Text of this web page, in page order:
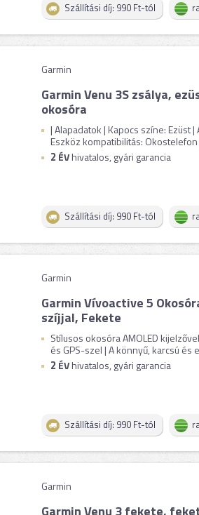
Szállítási díj: 990 Ft-tól
Garmin
Garmin Venu 3S zsálya,
okosóra
| Alapadatok | Kapocs színe: Ezüst
Eszköz kompatibilitás: Okostelefon
2 ÉVhivatalos, gyári garancia
Szállítási díj: 990 Ft-tól
Garmin
Garmin Vívoactive 5
szíjjal, Fekete
Stílusos okosóra AMOLED
és GPS-szel | A könnyű, karcsú és
2 ÉVhivatalos, gyári garancia
Szállítási díj: 990 Ft-tól
Garmin
Garmin Venu 3 fekete,